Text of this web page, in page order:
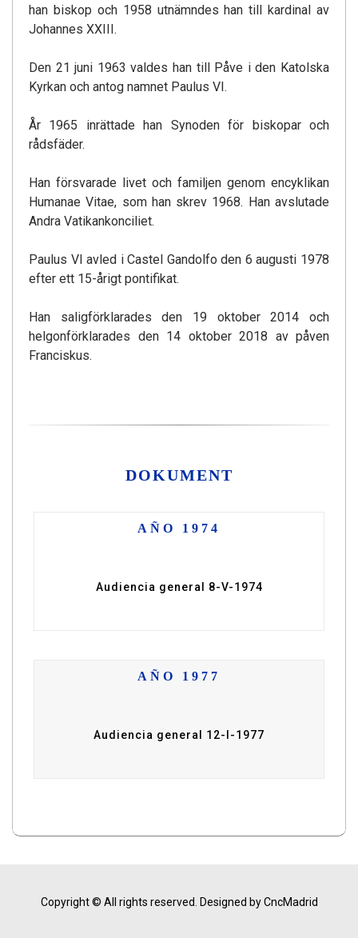
han biskop och 1958 utnämndes han till kardinal av
Johannes XXIII.
Den 21 juni 1963 valdes han till Påve i den Katolska
Kyrkan och antog namnet Paulus VI.
År 1965 inrättade han Synoden för biskopar och
rådsfäder.
Han försvarade livet och familjen genom encyklikan
Humanae Vitae, som han skrev 1968. Han avslutade
Andra Vatikankonciliet.
Paulus VI avled i Castel Gandolfo den 6 augusti 1978
efter ett 15-årigt pontifikat.
Han saligförklarades den 19 oktober 2014 och
helgonförklarades den 14 oktober 2018 av påven
Franciskus.
DOKUMENT
AÑO 1974
Audiencia general 8-V-1974
AÑO 1977
Audiencia general 12-I-1977
Copyright © All rights reserved. Designed by CncMadrid